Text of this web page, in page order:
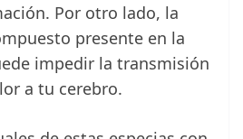
Por otro lado, la
presente en la
impedir la transmisión
a tu cerebro.